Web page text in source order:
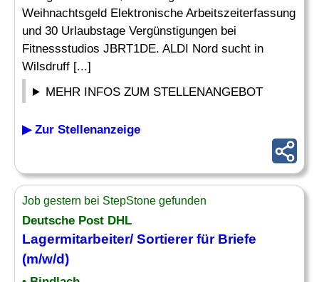
Weihnachtsgeld Elektronische Arbeitszeiterfassung
und 30 Urlaubstage Vergünstigungen bei
Fitnessstudios JBRT1DE. ALDI Nord sucht in
Wilsdruff [...]
MEHR INFOS ZUM STELLENANGEBOT
▶ Zur Stellenanzeige
Job gestern bei StepStone gefunden
Deutsche Post DHL
Lagermitarbeiter/ Sortierer für Briefe
(m/w/d)